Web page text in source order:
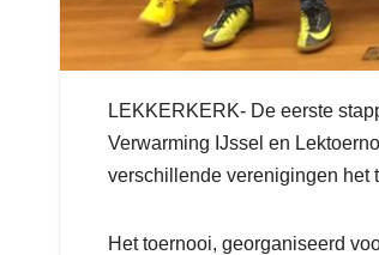
LEKKERKERK- De eerste
Verwarming IJssel en
verschillende verenigingen het
Het toernooi, georganiseerd